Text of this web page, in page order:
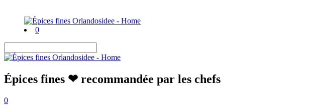
0
Épices fines ❤ recommandée par les chefs
0